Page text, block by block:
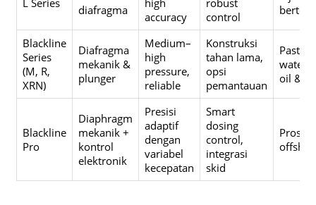
L Series
diafragma
high
accuracy
robust
control
Blackline
Series
(M, R,
XRN)
Diafragma
mekanik &
plunger
Medium–
high
pressure,
reliable
Konstruksi
tahan lama,
opsi
pemantauan
Pastru
water
oil &
Blackline
Pro
Diaphragm
mekanik +
kontrol
elektronik
Presisi
adaptif
dengan
variabel
kecepatan
Smart
dosing
control,
integrasi
skid